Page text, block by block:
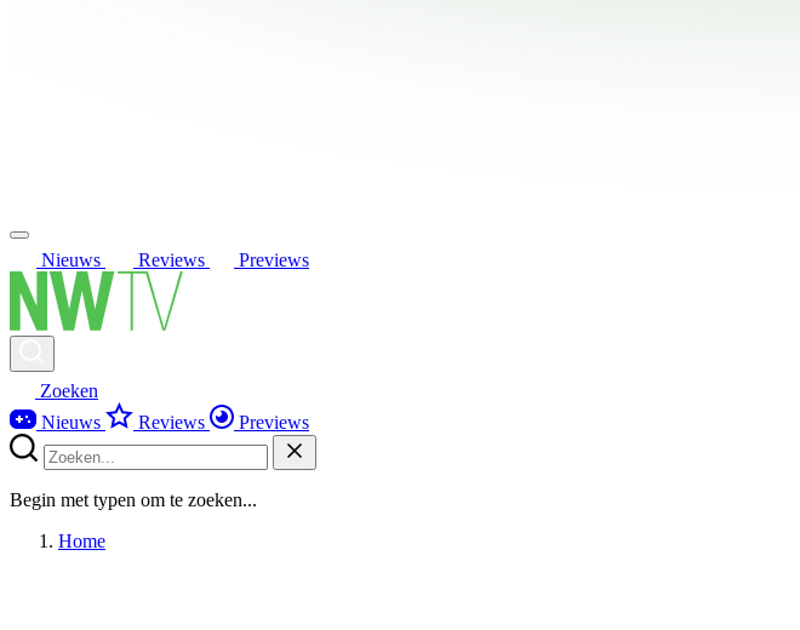
Nieuws Reviews Previews
Zoeken
Nieuws
Reviews Previews
Begin met typen om te zoeken...
Home